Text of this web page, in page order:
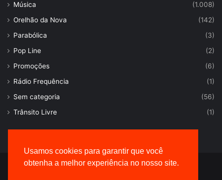
Usamos cookies para garantir que você
obtenha a melhor experiência no nosso site.
Música
(1.008)
Orelhão da Nova
(142)
Parabólica
(3)
Pop Line
(2)
Promoções
(6)
Rádio Frequência
(1)
Sem categoria
(56)
Trânsito Livre
(1)